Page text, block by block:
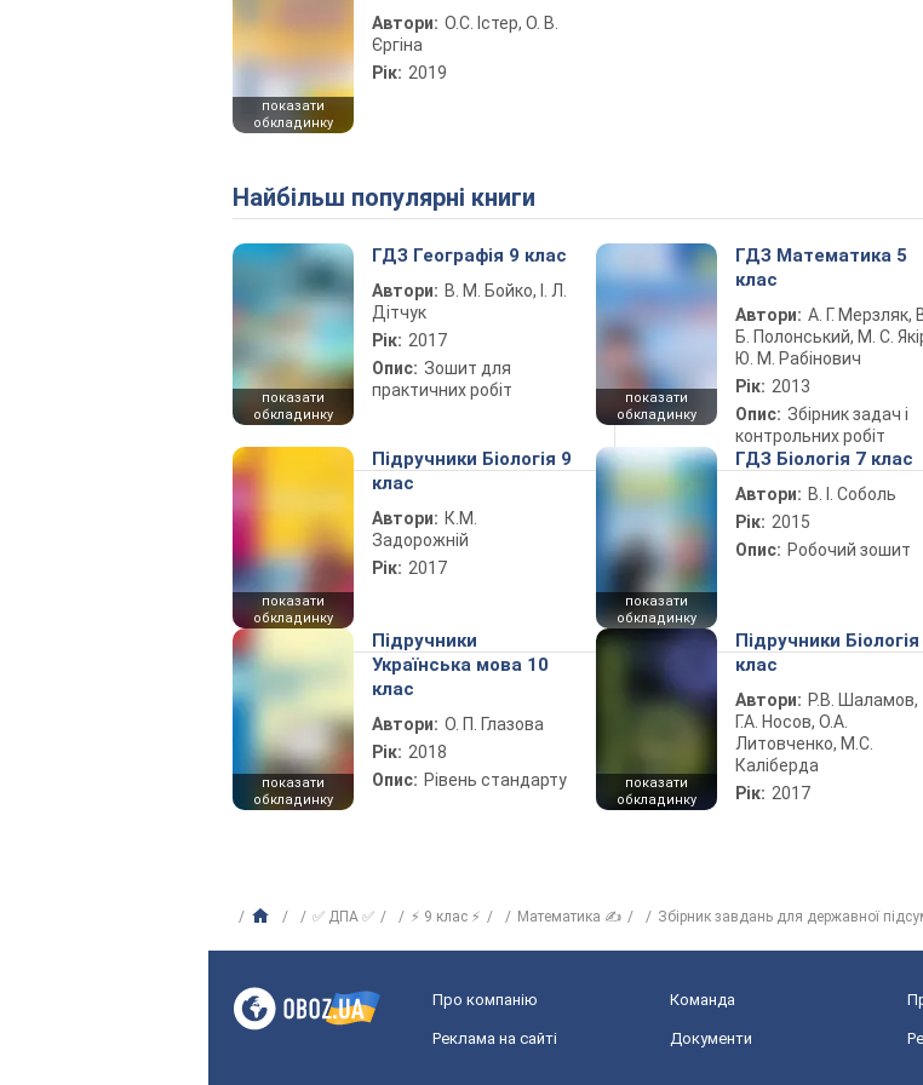
показати
обкладинку
Автори: О.С. Істер, О. В.
Єргіна
Рік: 2019
Найбільш популярні книги
показати
обкладинку
ГДЗ Географія 9 клас
Автори: В. М. Бойко, І. Л.
Дітчук
Рік: 2017
Опис: Зошит для
практичних робіт
показати
обкладинку
ГДЗ Математика 5
клас
Автори: А. Г. Мерзляк,
Б. Полонський, М. С.
Ю. М. Рабінович
Рік: 2013
Опис: Збірник задач і
контрольних робіт
показати
обкладинку
Підручники Біологія 9
клас
Автори: К.М.
Задорожній
Рік: 2017
показати
обкладинку
ГДЗ Біологія 7 клас
Автори: В. І. Соболь
Рік: 2015
Опис: Робочий зошит
показати
обкладинку
Підручники
Українська мова 10
клас
Автори: О. П. Глазова
Рік: 2018
Опис: Рівень стандарту
показати
обкладинку
Підручники Біологія
клас
Автори: Р.В. Шаламов,
Г.А. Носов, О.А.
Литовченко, М.С.
Каліберда
Рік: 2017
✅ ДПА ✅ ⚡ 9 клас ⚡ Математика ✍ Збірник завдань для державної
Про компанію Команда
Реклама на сайті Документи